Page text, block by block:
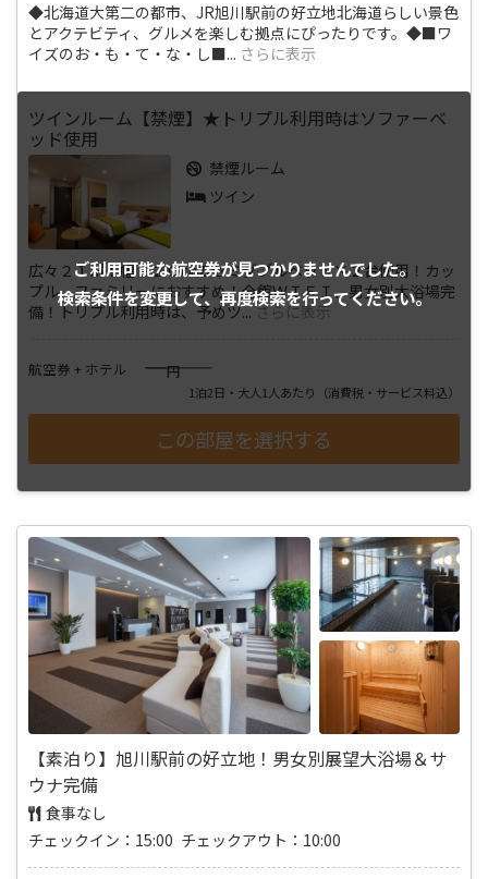
◆北海道大第二の都市、JR旭川駅前の好立地北海道らしい景色
とアクテビティ、グルメを楽しむ拠点にぴったりです。◆■ワ
イズのお・も・て・な・し■... さらに表示
ご利用可能な航空券が見つかりませんでした。
検索条件を変更して、再度検索を行ってください。
ツインルーム【禁煙】★トリプル利用時はソファーベ
ッド使用
禁煙ルーム
ツイン
広々２１㎡！幅１２０㎝のセミダブルベッド×２台使用！カッ
プル、ファミリーにおすすめ！全館ＷＩＦＩ、男女別大浴場完
備！トリプル利用時は、予めツ...さらに表示
航空券 + ホテル ――――円
1泊2日・大人1人あたり （消費税・サービス料込）
【素泊り】旭川駅前の好立地！男女別展望大浴場＆サ
ウナ完備
食事なし
チェックイン：15:00 チェックアウト：10:00